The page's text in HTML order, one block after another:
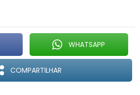
WHATSAPP
COMPARTILHAR